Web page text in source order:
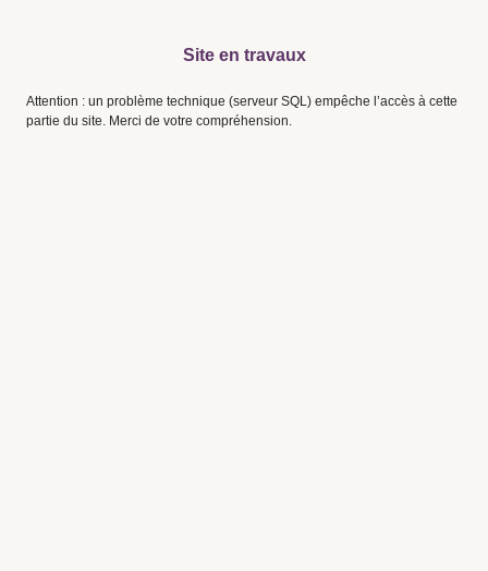
Site en travaux
Attention : un problème technique (serveur SQL) empêche l’accès à cette
partie du site. Merci de votre compréhension.